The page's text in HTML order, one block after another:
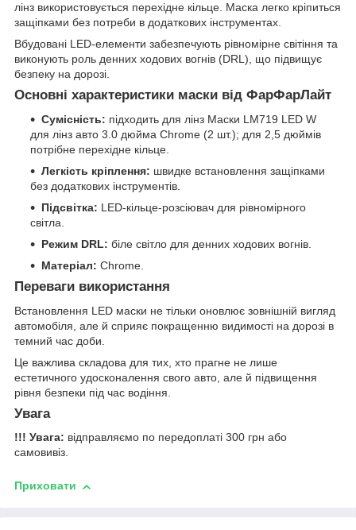
лінз використовується перехідне кільце. Маска легко кріпиться
защіпками без потреби в додаткових інструментах.
Вбудовані LED-елементи забезпечують рівномірне світіння та
виконують роль денних ходових вогнів (DRL), що підвищує
безпеку на дорозі.
Основні характеристики маски від ФарФарЛайт
Сумісність: підходить для лінз Маски LM719 LED W
для лінз авто 3.0 дюйма Chrome (2 шт.); для 2,5 дюймів
потрібне перехідне кільце.
Легкість кріплення: швидке встановлення защіпками
без додаткових інструментів.
Підсвітка: LED-кільце-розсіювач для рівномірного
світла.
Режим DRL: біле світло для денних ходових вогнів.
Матеріал: Chrome.
Переваги використання
Встановлення LED маски не тільки оновлює зовнішній вигляд
автомобіля, але й сприяє покращенню видимості на дорозі в
темний час доби.
Це важлива складова для тих, хто прагне не лише
естетичного удосконалення свого авто, але й підвищення
рівня безпеки під час водіння.
Увага
!!! Увага: відправляємо по передоплаті 300 грн або
самовивіз.
Приховати